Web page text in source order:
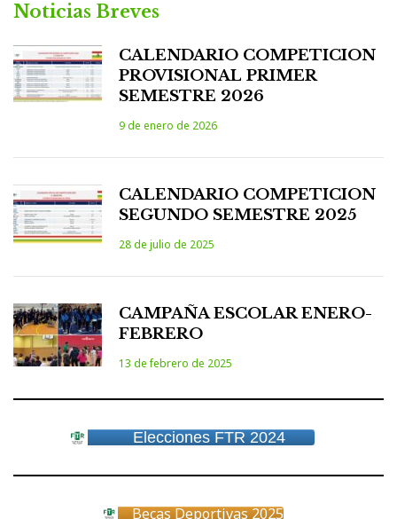
Noticias Breves
CALENDARIO COMPETICION
PROVISIONAL PRIMER
SEMESTRE 2026
9 de enero de 2026
CALENDARIO COMPETICION
SEGUNDO SEMESTRE 2025
28 de julio de 2025
CAMPAÑA ESCOLAR ENERO-
FEBRERO
13 de febrero de 2025
Elecciones FTR 2024
Becas Deportivas 2025